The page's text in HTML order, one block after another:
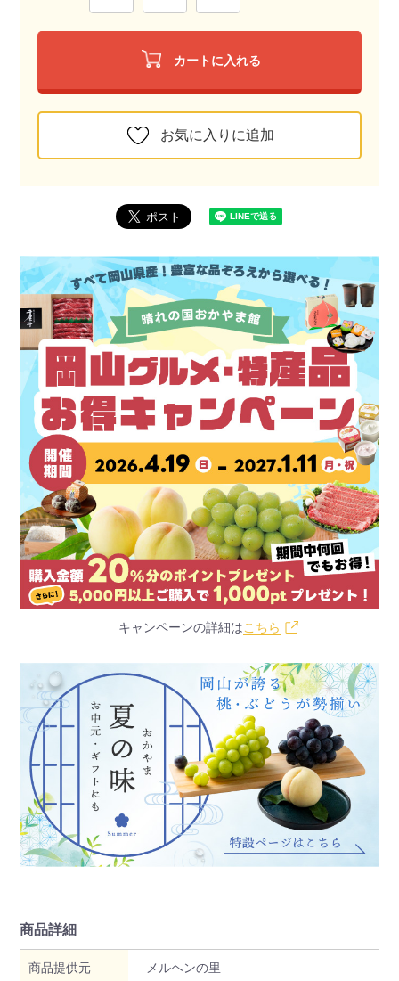
カートに入れる
お気に入りに追加
キャンペーンの詳細はこちら
商品詳細
商品提供元 メルヘンの里